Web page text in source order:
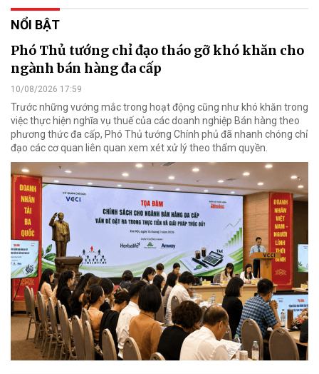
NỔI BẬT
Phó Thủ tướng chỉ đạo tháo gỡ khó khăn cho
ngành bán hàng đa cấp
10/08/2026 17:59
Trước những vướng mắc trong hoạt động cũng như khó khăn trong
việc thực hiện nghĩa vụ thuế của các doanh nghiệp Bán hàng theo
phương thức đa cấp, Phó Thủ tướng Chính phủ đã nhanh chóng chỉ
đạo các cơ quan liên quan xem xét xử lý theo thẩm quyền.